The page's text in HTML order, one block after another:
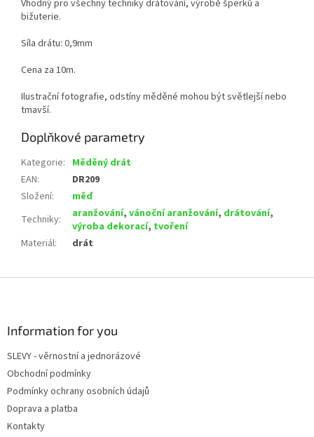
Vhodný pro všechny techniky drátování, výrobě šperků a
bižuterie.
Síla drátu: 0,9mm
Cena za 10m.
Ilustrační fotografie, odstíny měděné mohou být světlejší nebo
tmavší.
Doplňkové parametry
Kategorie: Měděný drát
EAN:
DR209
Složení:
měď
Techniky: aranžování, vánoční aranžování, drátování,
výroba dekorací, tvoření
Materiál: drát
Information for you
SLEVY - věrnostní a jednorázové
Obchodní podmínky
Podmínky ochrany osobních údajů
Doprava a platba
Kontakty